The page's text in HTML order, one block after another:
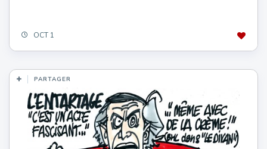
OCT 1
PARTAGER